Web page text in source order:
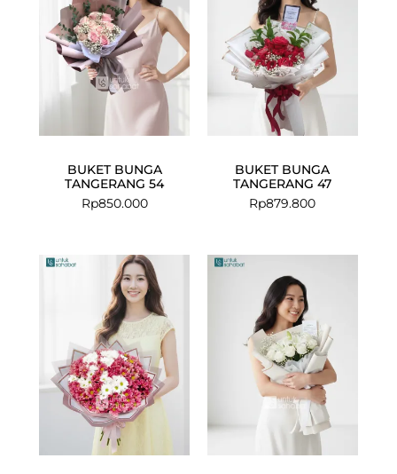
BUKET BUNGA
TANGERANG 54
Rp850.000
BUKET BUNGA
TANGERANG 47
Rp879.800